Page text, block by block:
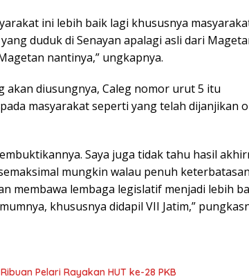
ini lebih baik lagi khususnya
duduk di Senayan apalagi asli dari
nantinya,” ungkapnya.
diusungnya, Caleg nomor urut 5 itu
masyarakat seperti yang telah dijanjikan
Saya juga tidak tahu hasil
mungkin walau penuh
membawa lembaga legislatif menjadi lebih
khususnya didapil VII Jatim,”
Pelari Rayakan HUT ke-28 PKB